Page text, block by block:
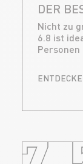
DER
Nicht zu
6.8 ist
Personen